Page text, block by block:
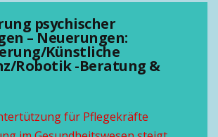
psychischer
– Neuerungen:
Künstliche
Robotik -Beratung &
für Pflegekräfte